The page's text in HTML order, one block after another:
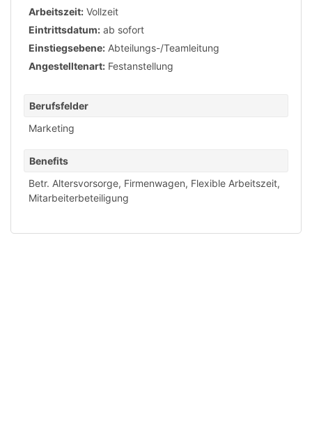
Arbeitszeit: Vollzeit
Eintrittsdatum: ab sofort
Einstiegsebene: Abteilungs-/Teamleitung
Angestelltenart: Festanstellung
Berufsfelder
Marketing
Benefits
Betr. Altersvorsorge, Firmenwagen, Flexible Arbeitszeit,
Mitarbeiterbeteiligung